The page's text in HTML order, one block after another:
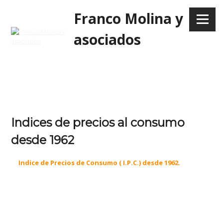
Franco Molina y
asociados
Menu
Indices de precios al consumo
desde 1962
Indice de Precios de Consumo ( I.P.C.) desde 1962.